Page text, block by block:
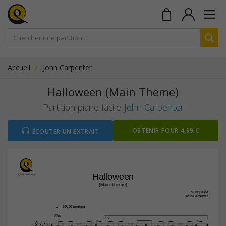
Accueil John Carpenter
Halloween (Main Theme)
Partition piano facile John Carpenter
ÉCOUTER UN EXTRAIT OBTENIR POUR 4,99 €
1.2.
Halloween
Musique de
John Carpenter
q = 140 Misterioso
 F©‹
(Main Theme)